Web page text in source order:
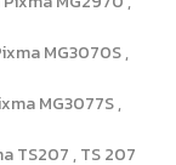
MG3070S ,
MG3077S ,
TS207 , TS 207